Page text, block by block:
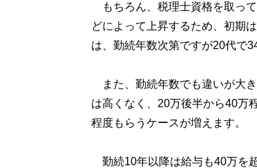
もちろん、税理士資格を取っ
どによって上昇するため、初期
は、勤続年数次第ですが20代で
また、勤続年数でも違いが大
は高くなく、20万後半から40万
程度もらうケースが増えます。
勤続10年以降は給与も40万を